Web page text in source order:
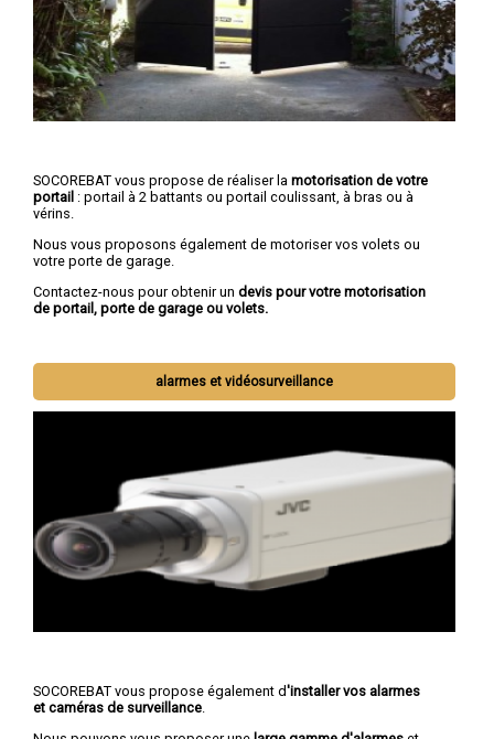
SOCOREBAT vous propose de réaliser la motorisation de votre
portail : portail à 2 battants ou portail coulissant, à bras ou à
vérins.
Nous vous proposons également de motoriser vos volets ou
votre porte de garage.
Contactez-nous pour obtenir un devis pour votre motorisation
de portail, porte de garage ou volets.
alarmes et vidéosurveillance
SOCOREBAT vous propose également d'installer vos alarmes
et caméras de surveillance.